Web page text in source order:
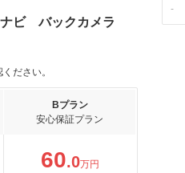
ナビ バックカメラ
ださい。
Bプラン
安心保証プラン
60.0万円
-